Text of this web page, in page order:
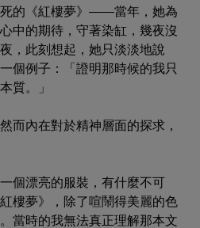
的《紅樓夢》——當年，她為
中的期待，守著染缸，幾夜沒
，此刻想起，她只淡淡地說
個例子：「證明那時候的我只
質。」
而內在對於精神層面的探求，
個漂亮的服裝，有什麼不可
樓夢》，除了喧鬧得美麗的色
當時的我無法真正理解那本文